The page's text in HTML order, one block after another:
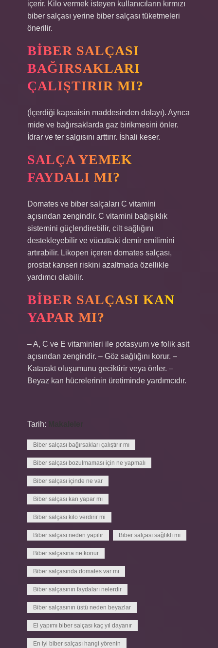
içerir. Kilo vermek isteyen kullanıcıların kırmızı
biber salçası yerine biber salçası tüketmeleri
önerilir.
BIBER SALÇASI
BAĞIRSAKLARI
ÇALIŞTIRIR MI?
(İçerdiği kapsaisin maddesinden dolayı). Ayrıca
mide ve bağırsaklarda gaz birikmesini önler.
İdrar ve ter salgısını arttırır. İshali keser.
SALÇA YEMEK
FAYDALI MI?
Domates ve biber salçaları C vitamini
açısından zengindir. C vitamini bağışıklık
sistemini güçlendirebilir, cilt sağlığını
destekleyebilir ve vücuttaki demir emilimini
artırabilir. Likopen içeren domates salçası,
prostat kanseri riskini azaltmada özellikle
yardımcı olabilir.
BIBER SALÇASI KAN
YAPAR MI?
– A, C ve E vitaminleri ile potasyum ve folik asit
açısından zengindir. – Göz sağlığını korur. –
Katarakt oluşumunu geciktirir veya önler. –
Beyaz kan hücrelerinin üretiminde yardımcıdır.
Tarih:
Biber salçası bağırsakları çalıştırır mı
Biber salçası bozulmaması için ne yapmalı
Biber salçası içinde ne var
Biber salçası kan yapar mı
Biber salçası kilo verdirir mi
Biber salçası neden yapılır Biber salçası sağlıklı mı
Biber salçasına ne konur
Biber salçasında domates var mı
Biber salçasının faydaları nelerdir
Biber salçasının üstü neden beyazlar
El yapımı biber salçası kaç yıl dayanır
En iyi biber salçası hangi yörenin